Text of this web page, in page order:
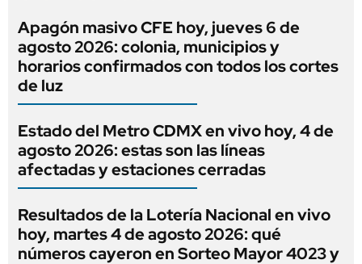
Apagón masivo CFE hoy, jueves 6 de
agosto 2026: colonia, municipios y
horarios confirmados con todos los cortes
de luz
Estado del Metro CDMX en vivo hoy, 4 de
agosto 2026: estas son las líneas
afectadas y estaciones cerradas
Resultados de la Lotería Nacional en vivo
hoy, martes 4 de agosto 2026: qué
números cayeron en Sorteo Mayor 4023 y